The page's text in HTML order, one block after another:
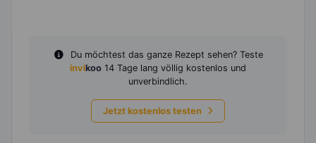
Du möchtest das ganze Rezept sehen? Teste
invikoo 14 Tage lang völlig kostenlos und
unverbindlich.
Jetzt kostenlos testen